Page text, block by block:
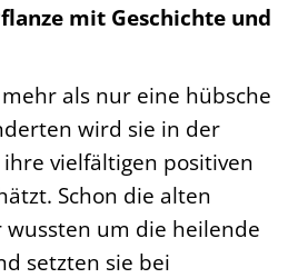
mit Geschichte und
als nur eine hübsche
wird sie in der
vielfältigen positiven
Schon die alten
um die heilende
setzten sie bei